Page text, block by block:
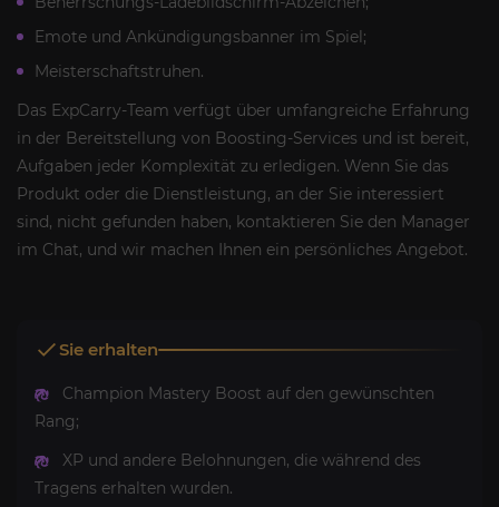
Emote und Ankündigungsbanner im Spiel;
Meisterschaftstruhen.
Das ExpCarry-Team verfügt über umfangreiche Erfahrung
in der Bereitstellung von Boosting-Services und ist bereit,
Aufgaben jeder Komplexität zu erledigen. Wenn Sie das
Produkt oder die Dienstleistung, an der Sie interessiert
sind, nicht gefunden haben, kontaktieren Sie den Manager
im Chat, und wir machen Ihnen ein persönliches Angebot.
Sie erhalten
Champion Mastery Boost auf den gewünschten
Rang;
XP und andere Belohnungen, die während des
Tragens erhalten wurden.